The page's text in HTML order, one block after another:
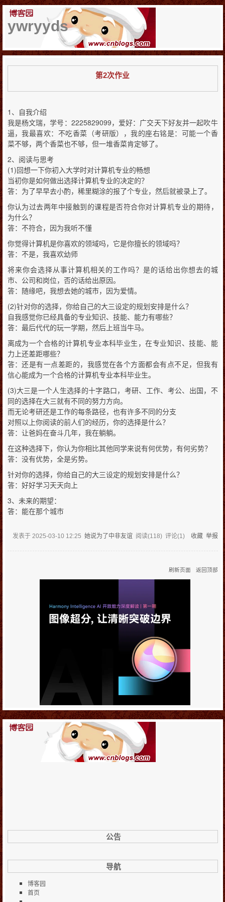
ywryyds
第2次作业
1、自我介绍
我是杨文瑞，学号：2225829099，爱好：广交天下好友并一起吹牛
逼，我最喜欢：不吃香菜（考研版），我的座右铭是：可能一个香
菜不够，两个香菜也不够，但一堆香菜肯定够了。
2、阅读与思考
(1)回想一下你初入大学时对计算机专业的畅想
当初你是如何做出选择计算机专业的决定的？
答：为了早早去小酌，稀里糊涂的报了个专业，然后就被录上了。
你认为过去两年中接触到的课程是否符合你对计算机专业的期待，
为什么？
答：不符合，因为我听不懂
你觉得计算机是你喜欢的领域吗，它是你擅长的领域吗？
答：不是，我喜欢幼师
将来你会选择从事计算机相关的工作吗？是的话给出你想去的城
市、公司和岗位，否的话给出原因。
答：随缘吧，我想去她的城市，因为爱情。
(2)针对你的选择，你给自己的大三设定的规划安排是什么？
自我感觉你已经具备的专业知识、技能、能力有哪些？
答：最后代代的玩一学期，然后上班当牛马。
离成为一个合格的计算机专业本科毕业生，在专业知识、技能、能
力上还差距哪些？
答：还是有一点差距的，我感觉在各个方面都会有点不足，但我有
信心能成为一个合格的计算机专业本科毕业生。
(3)大三是一个人生选择的十字路口，考研、工作、考公、出国，不
同的选择在大三就有不同的努力方向。
而无论考研还是工作的每条路径，也有许多不同的分支
对照以上你阅读的前人们的经历，你的选择是什么？
答：让爸妈在奋斗几年，我在躺躺。
在这种选择下，你认为你相比其他同学来说有何优势，有何劣势？
答：没有优势，全是劣势。
针对你的选择，你给自己的大三设定的规划安排是什么？
答：好好学习天天向上
3、未来的期望：
答：能在那个城市
发表于 2025-03-10 12:25 她说为了中非友谊阅读(118) 评论(1) 收藏 举报
刷新页面 返回顶部
公告
导航
博客园
首页